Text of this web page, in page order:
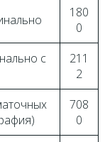
180
0
с
211
2
708
0